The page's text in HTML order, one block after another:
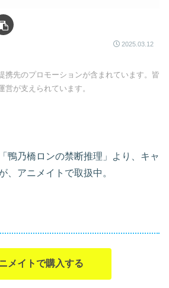
2025.03.12
携先のプロモーションが含まれています。皆
が支えられています。
鴨乃橋ロンの禁断推理」より、キャ
、アニメイトで取扱中。
メイトで購入する